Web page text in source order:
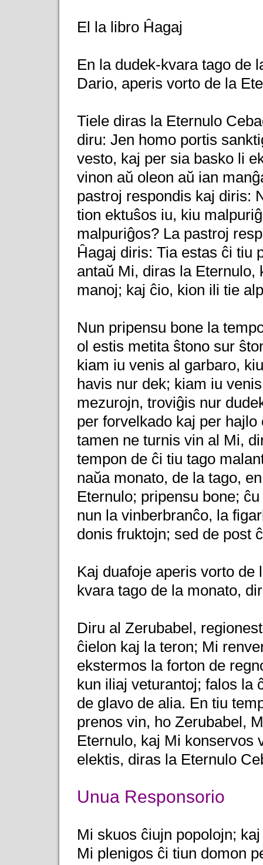
El la libro Ĥagaj
En la dudek-kvara tago de
Dario, aperis vorto de la
Tiele diras la Eternulo
diru: Jen homo portis
vesto, kaj per sia basko li
vinon aŭ oleon aŭ ian
pastroj respondis kaj diris:
tion ektuŝos iu, kiu
malpuriĝos? La pastroj
Ĥagaj diris: Tia estas ĉi tiu
antaŭ Mi, diras la
manoj; kaj ĉio, kion ili tie
Nun pripensu bone la
ol estis metita ŝtono sur
kiam iu venis al garbaro,
havis nur dek; kiam iu
mezurojn, troviĝis nur
per forvelkado kaj per
tamen ne turnis vin al Mi,
tempon de ĉi tiu tago
naŭa monato, de la tago,
Eternulo; pripensu bone;
nun la vinberbranĉo, la
donis fruktojn; sed de post
Kaj duafoje aperis vorto de
kvara tago de la monato,
Diru al Zerubabel,
ĉielon kaj la teron; Mi
ekstermos la forton de
kun iliaj veturantoj; falos la
de glavo de alia. En tiu
prenos vin, ho Zerubabel,
Eternulo, kaj Mi konservos
elektis, diras la Eternulo
Unua Responsorio
Mi skuos ĉiujn popolojn;
Mi plenigos ĉi tiun domon